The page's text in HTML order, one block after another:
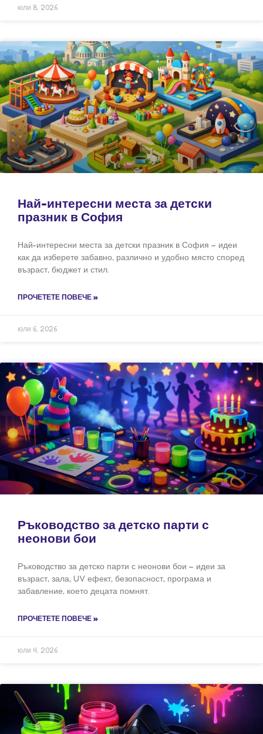
юли 8, 2026
Най-интересни места за детски
празник в София
Най-интересни места за детски празник в София – идеи
как да изберете забавно, различно и удобно място според
възраст, бюджет и стил.
ПРОЧЕТЕТЕ ПОВЕЧЕ »
юли 6, 2026
Ръководство за детско парти с
неонови бои
Ръководство за детско парти с неонови бои – идеи за
възраст, зала, UV ефект, безопасност, програма и
забавление, което децата помнят.
ПРОЧЕТЕТЕ ПОВЕЧЕ »
юли 4, 2026